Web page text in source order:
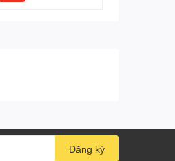
Đăng ký